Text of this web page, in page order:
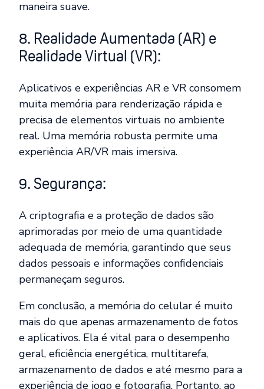
maneira suave.
8. Realidade Aumentada (AR) e
Realidade Virtual (VR):
Aplicativos e experiências AR e VR consomem
muita memória para renderização rápida e
precisa de elementos virtuais no ambiente
real. Uma memória robusta permite uma
experiência AR/VR mais imersiva.
9. Segurança:
A criptografia e a proteção de dados são
aprimoradas por meio de uma quantidade
adequada de memória, garantindo que seus
dados pessoais e informações confidenciais
permaneçam seguros.
Em conclusão, a memória do celular é muito
mais do que apenas armazenamento de fotos
e aplicativos. Ela é vital para o desempenho
geral, eficiência energética, multitarefa,
armazenamento de dados e até mesmo para a
experiência de jogo e fotografia. Portanto, ao